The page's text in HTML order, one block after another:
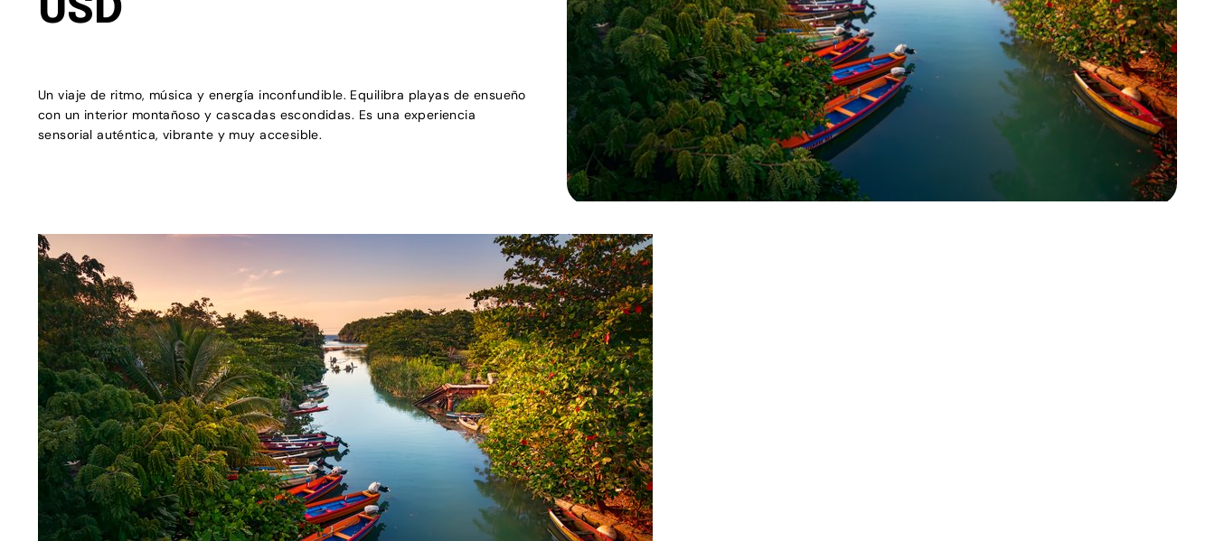
USD
Un viaje de ritmo, música y energía inconfundible. Equilibra playas de ensueño
con un interior montañoso y cascadas escondidas. Es una experiencia
sensorial auténtica, vibrante y muy accesible.